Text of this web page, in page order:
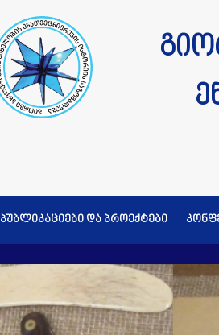
პუბლიკაციები და პროექტები